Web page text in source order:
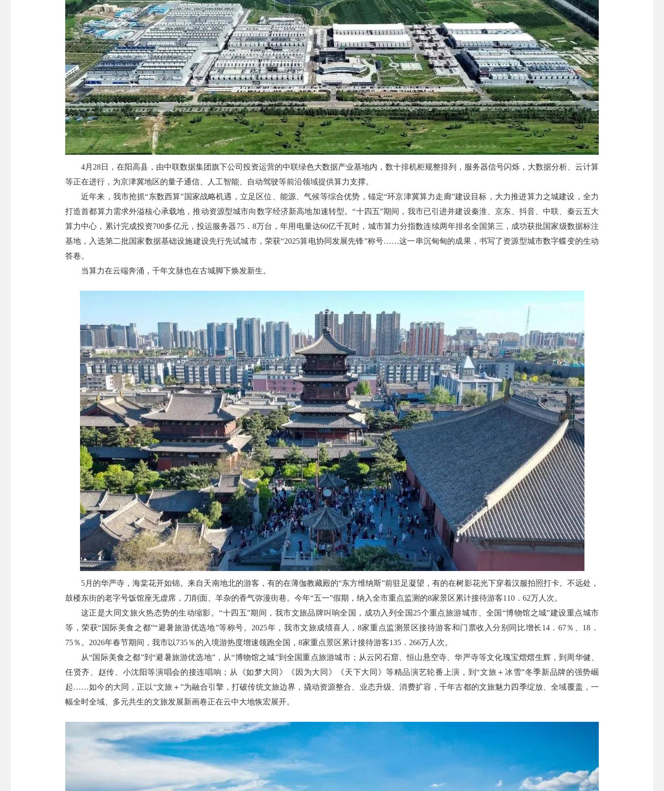
4月28日，在阳高县，由中联数据集团旗下公司投资运营的中联绿色大数据产业基地内，数十排机柜规整排列，服务器信号闪烁，大数据分析、云计算
等正在进行，为京津冀地区的量子通信、人工智能、自动驾驶等前沿领域提供算力支撑。
近年来，我市抢抓“东数西算”国家战略机遇，立足区位、能源、气候等综合优势，锚定“环京津冀算力走廊”建设目标，大力推进算力之城建设，全力
打造首都算力需求外溢核心承载地，推动资源型城市向数字经济新高地加速转型。“十四五”期间，我市已引进并建设秦淮、京东、抖音、中联、秦云五大
算力中心，累计完成投资700多亿元，投运服务器75．8万台，年用电量达60亿千瓦时，城市算力分指数连续两年排名全国第三，成功获批国家级数据标注
基地，入选第二批国家数据基础设施建设先行先试城市，荣获“2025算电协同发展先锋”称号……这一串沉甸甸的成果，书写了资源型城市数字蝶变的生动
答卷。
当算力在云端奔涌，千年文脉也在古城脚下焕发新生。
5月的华严寺，海棠花开如锦。来自天南地北的游客，有的在薄伽教藏殿的“东方维纳斯”前驻足凝望，有的在树影花光下穿着汉服拍照打卡。不远处，
鼓楼东街的老字号饭馆座无虚席，刀削面、羊杂的香气弥漫街巷。今年“五一”假期，纳入全市重点监测的8家景区累计接待游客110．62万人次。
这正是大同文旅火热态势的生动缩影。“十四五”期间，我市文旅品牌叫响全国，成功入列全国25个重点旅游城市、全国“博物馆之城”建设重点城市
等，荣获“国际美食之都”“避暑旅游优选地”等称号。2025年，我市文旅成绩喜人，8家重点监测景区接待游客和门票收入分别同比增长14．67％、18．
75％。2026年春节期间，我市以735％的入境游热度增速领跑全国，8家重点景区累计接待游客135．266万人次。
从“国际美食之都”到“避暑旅游优选地”，从“博物馆之城”到全国重点旅游城市；从云冈石窟、恒山悬空寺、华严寺等文化瑰宝熠熠生辉，到周华健、
任贤齐、赵传、小沈阳等演唱会的接连唱响；从《如梦大同》《因为大同》《天下大同》等精品演艺轮番上演，到“文旅＋冰雪”冬季新品牌的强势崛
起……如今的大同，正以“文旅＋”为融合引擎，打破传统文旅边界，撬动资源整合、业态升级、消费扩容，千年古都的文旅魅力四季绽放、全域覆盖，一
幅全时全域、多元共生的文旅发展新画卷正在云中大地恢宏展开。